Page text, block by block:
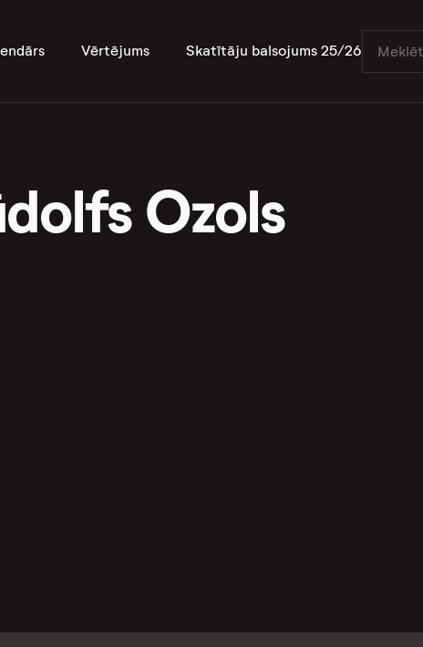
Vērtējums Skatītāju balsojums 25/26
Ozols